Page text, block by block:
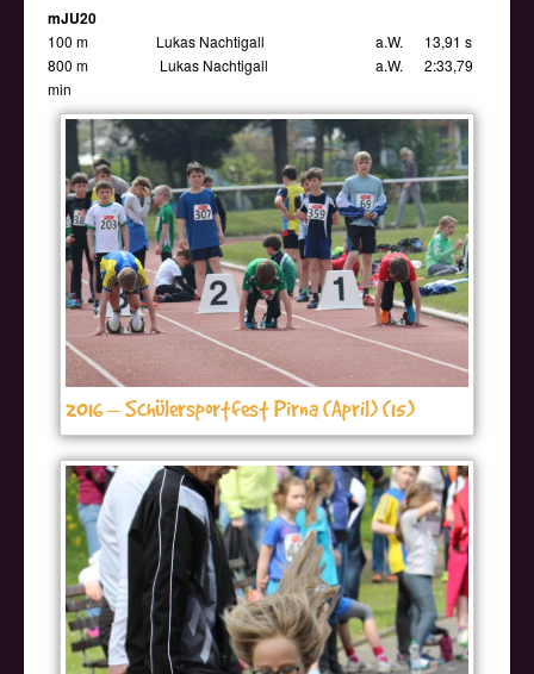
mJU20
100 m Lukas Nachtigall a.W. 13,91 s
800 m Lukas Nachtigall a.W. 2:33,79
min
2016 – Schülersportfest Pirna (April) (15)